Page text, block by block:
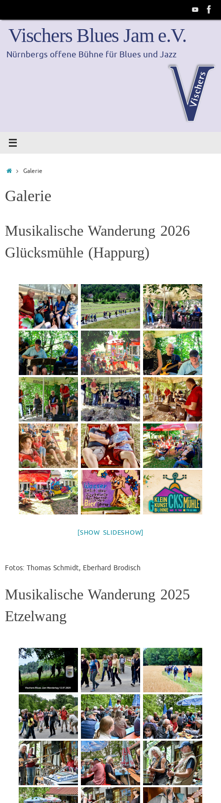
springen
Vischers Blues Jam e.V.
Nürnbergs offene Bühne für Blues und Jazz
StartGalerie
Galerie
Musikalische Wanderung 2026
Glücksmühle (Happurg)
[SHOW SLIDESHOW]
Fotos: Thomas Schmidt, Eberhard Brodisch
Musikalische Wanderung 2025
Etzelwang